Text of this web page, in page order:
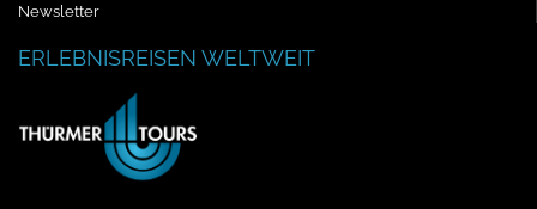
Newsletter
ERLEBNISREISEN WELTWEIT